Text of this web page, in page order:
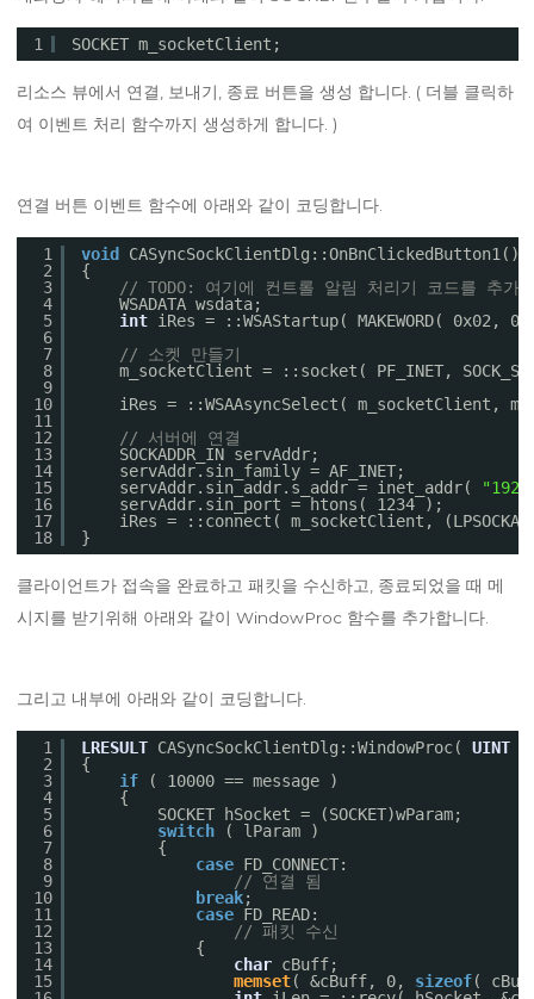
1 SOCKET m_socketClient;
리소스 뷰에서 연결, 보내기, 종료 버튼을 생성 합니다. ( 더블 클릭하
여 이벤트 처리 함수까지 생성하게 합니다. )
연결 버튼 이벤트 함수에 아래와 같이 코딩합니다.
1
2
3
4
5
6
7
8
9
10
11
12
13
14
15
16
17
18
void
CASyncSockClientDlg::OnBnClickedButton1()
{
// TODO: 여기에 컨트롤 알림 처리기 코드를 추가
WSADATA wsdata;
int
iRes = ::WSAStartup( MAKEWORD( 0x02,
// 소켓 만들기
m_socketClient = ::socket( PF_INET,
iRes = ::WSAAsyncSelect( m_socketClient,
// 서버에 연결
SOCKADDR_IN servAddr;
servAddr.sin_family = AF_INET;
servAddr.sin_addr.s_addr = inet_addr(
servAddr.sin_port = htons( 1234 );
iRes = ::connect( m_socketClient,
}
클라이언트가 접속을 완료하고 패킷을 수신하고, 종료되었을 때 메
시지를 받기위해 아래와 같이 WindowProc 함수를 추가합니다.
그리고 내부에 아래와 같이 코딩합니다.
1
2
3
4
5
6
7
8
9
10
11
12
13
14
15
LRESULT CASyncSockClientDlg::WindowProc( UINT
{
if
( 10000 == message )
{
SOCKET hSocket = (SOCKET)wParam;
switch
( lParam )
{
case
FD_CONNECT:
// 연결 됨
break;
case
FD_READ:
// 패킷 수신
{
char
cBuff;
memset( &cBuff, 0, sizeof(